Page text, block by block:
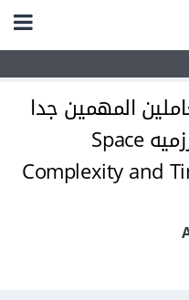
المهمين جدا
لمعرفه ادء الخورزميه Space
Complexity and